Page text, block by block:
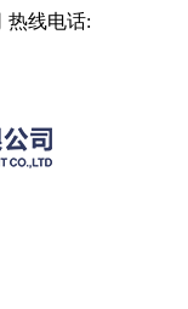
热线电话: